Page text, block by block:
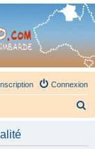
Connexion
Inscription